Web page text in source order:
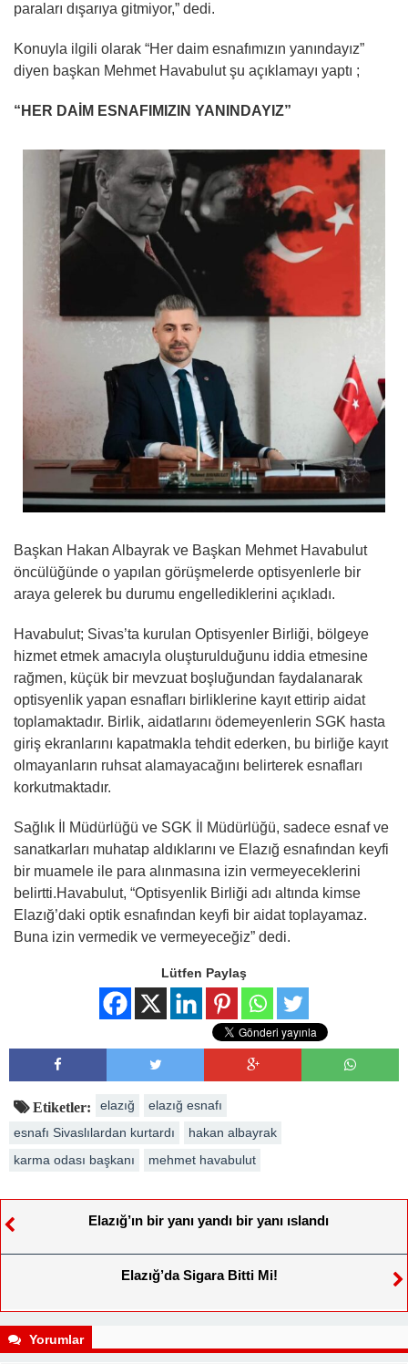
paraları dışarıya gitmiyor,” dedi.
Konuyla ilgili olarak “Her daim esnafımızın yanındayız”
diyen başkan Mehmet Havabulut şu açıklamayı yaptı ;
“HER DAİM ESNAFIMIZIN YANINDAYIZ”
Başkan Hakan Albayrak ve Başkan Mehmet Havabulut
öncülüğünde o yapılan görüşmelerde optisyenlerle bir
araya gelerek bu durumu engellediklerini açıkladı.
Havabulut; Sivas’ta kurulan Optisyenler Birliği, bölgeye
hizmet etmek amacıyla oluşturulduğunu iddia etmesine
rağmen, küçük bir mevzuat boşluğundan faydalanarak
optisyenlik yapan esnafları birliklerine kayıt ettirip aidat
toplamaktadır. Birlik, aidatlarını ödemeyenlerin SGK hasta
giriş ekranlarını kapatmakla tehdit ederken, bu birliğe kayıt
olmayanların ruhsat alamayacağını belirterek esnafları
korkutmaktadır.
Sağlık İl Müdürlüğü ve SGK İl Müdürlüğü, sadece esnaf ve
sanatkarları muhatap aldıklarını ve Elazığ esnafından keyfi
bir muamele ile para alınmasına izin vermeyeceklerini
belirtti.Havabulut, “Optisyenlik Birliği adı altında kimse
Elazığ’daki optik esnafından keyfi bir aidat toplayamaz.
Buna izin vermedik ve vermeyeceğiz” dedi.
Lütfen Paylaş
Etiketler: elazığ
elazığ esnafı
esnafı Sivaslılardan kurtardı
hakan albayrak
karma odası başkanı
mehmet havabulut
Elazığ’ın bir yanı yandı bir yanı ıslandı
Elazığ’da Sigara Bitti Mi!
Yorumlar